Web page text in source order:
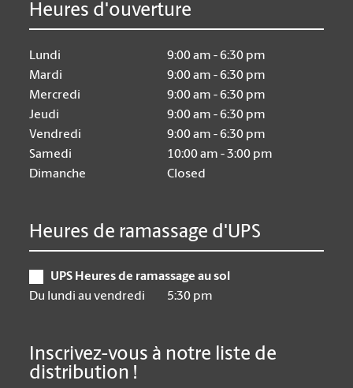
Heures d'ouverture
Lundi
9:00 am - 6:30 pm
Mardi
9:00 am - 6:30 pm
Mercredi
9:00 am - 6:30 pm
Jeudi
9:00 am - 6:30 pm
Vendredi
9:00 am - 6:30 pm
Samedi
10:00 am - 3:00 pm
Dimanche
Closed
Heures de ramassage d'UPS
UPS Heures de ramassage au sol
Du lundi au vendredi
5:30 pm
Inscrivez-vous à notre liste de
distribution !